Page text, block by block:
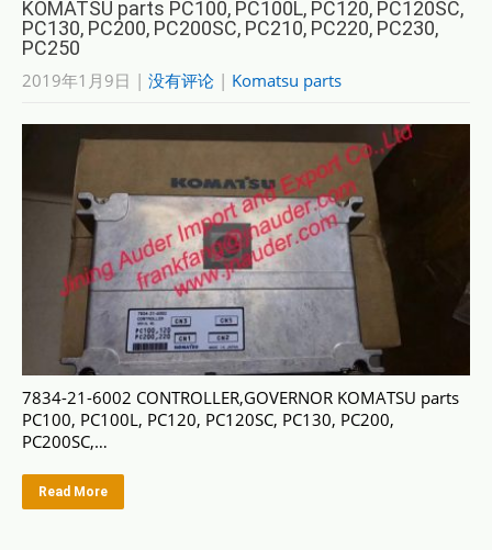
KOMATSU parts PC100, PC100L, PC120, PC120SC,
PC130, PC200, PC200SC, PC210, PC220, PC230,
PC250
2019年1月9日 | 没有评论 | Komatsu parts
7834-21-6002 CONTROLLER,GOVERNOR KOMATSU parts
PC100, PC100L, PC120, PC120SC, PC130, PC200,
PC200SC,…
Read More